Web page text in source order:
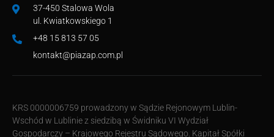
37-450 Stalowa Wola
ul. Kwiatkowskiego 1
+48 15 813 57 05
kontakt@piazap.com.pl
KRS 0000006759 prowadzony w Sądzie Rejonowym Lublin-
Wschód w Lublinie z siedzibą w Świdniku VI Wydział
Gospodarczy – Krajowego Rejestru Sądowego. Kapitał Spółki